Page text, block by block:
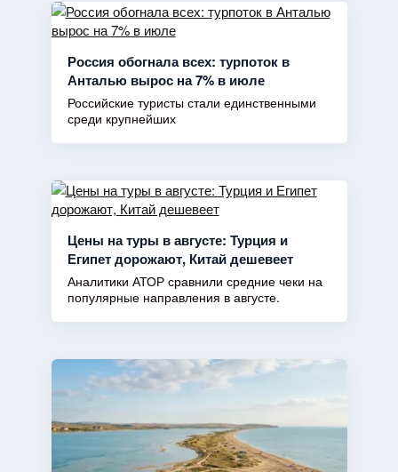
Россия обогнала всех: турпоток в
Анталью вырос на 7% в июле
Российские туристы стали единственными
среди крупнейших
Цены на туры в августе: Турция и
Египет дорожают, Китай дешевеет
Аналитики АТОР сравнили средние чеки на
популярные направления в августе.